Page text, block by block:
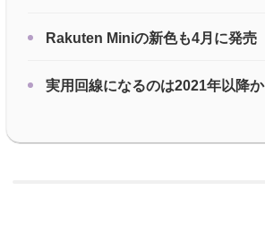
Rakuten Miniの新色も4月に発売
実用回線になるのは2021年以降か